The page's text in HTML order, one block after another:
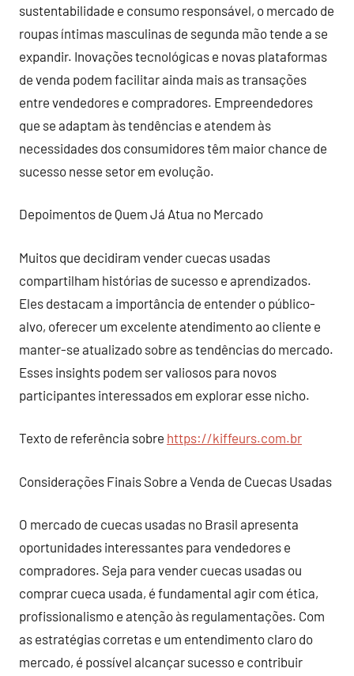
sustentabilidade e consumo responsável, o mercado de
roupas íntimas masculinas de segunda mão tende a se
expandir. Inovações tecnológicas e novas plataformas
de venda podem facilitar ainda mais as transações
entre vendedores e compradores. Empreendedores
que se adaptam às tendências e atendem às
necessidades dos consumidores têm maior chance de
sucesso nesse setor em evolução.
Depoimentos de Quem Já Atua no Mercado
Muitos que decidiram vender cuecas usadas
compartilham histórias de sucesso e aprendizados.
Eles destacam a importância de entender o público-
alvo, oferecer um excelente atendimento ao cliente e
manter-se atualizado sobre as tendências do mercado.
Esses insights podem ser valiosos para novos
participantes interessados em explorar esse nicho.
Texto de referência sobre https://kiffeurs.com.br
Considerações Finais Sobre a Venda de Cuecas Usadas
O mercado de cuecas usadas no Brasil apresenta
oportunidades interessantes para vendedores e
compradores. Seja para vender cuecas usadas ou
comprar cueca usada, é fundamental agir com ética,
profissionalismo e atenção às regulamentações. Com
as estratégias corretas e um entendimento claro do
mercado, é possível alcançar sucesso e contribuir